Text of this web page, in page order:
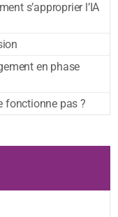
s’approprier l’IA
en phase
fonctionne pas ?